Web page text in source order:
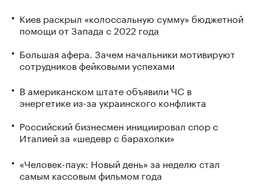
Киев раскрыл «колоссальную сумму» бюджетной
помощи от Запада с 2022 года
Большая афера. Зачем начальники мотивируют
сотрудников фейковыми успехами
В американском штате объявили ЧС в
энергетике из-за украинского конфликта
Российский бизнесмен инициировал спор с
Италией за «шедевр с барахолки»
«Человек-паук: Новый день» за неделю стал
самым кассовым фильмом года